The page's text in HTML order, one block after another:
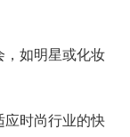
如明星或化妆
时尚行业的快